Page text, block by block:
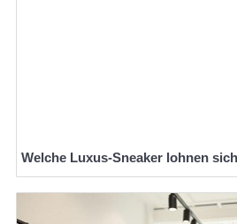
Welche Luxus-Sneaker lohnen